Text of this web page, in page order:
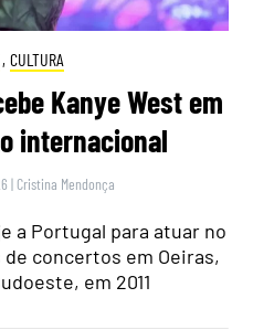
, CULTURA
Kanye West em
internacional
| Cristina Mendonça
a Portugal para atuar no
concertos em Oeiras,
em 2011